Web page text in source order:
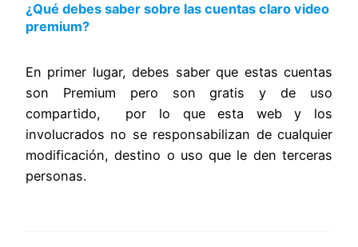
¿Qué debes saber sobre las cuentas claro video
premium?
En primer lugar, debes saber que estas cuentas
son Premium pero son gratis y de uso
compartido, por lo que esta web y los
involucrados no se responsabilizan de cualquier
modificación, destino o uso que le den terceras
personas.